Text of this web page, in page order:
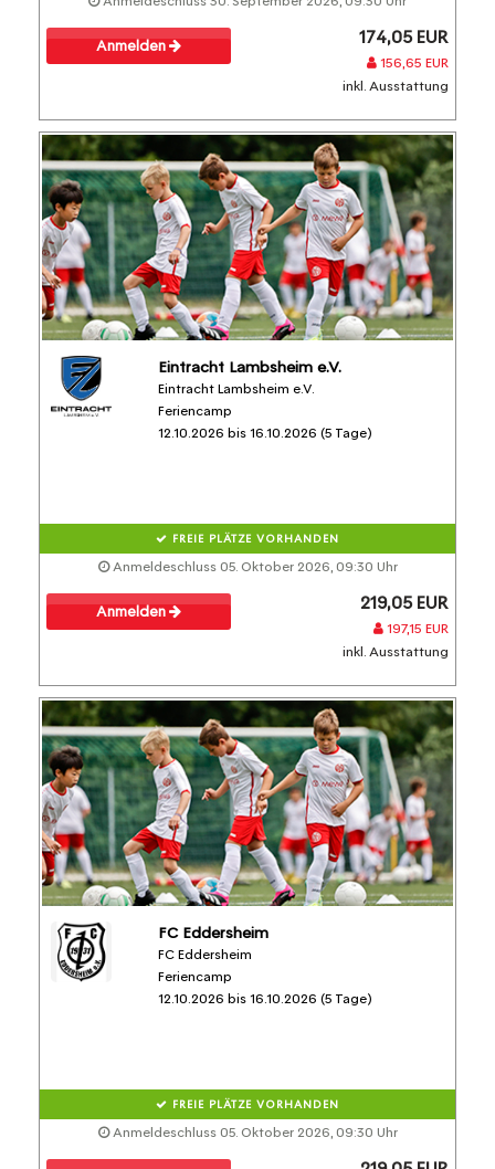
Anmelden 174,05 EUR
156,65 EUR
inkl. Ausstattung
Eintracht Lambsheim e.V.
Eintracht Lambsheim e.V.
Feriencamp
12.10.2026 bis 16.10.2026 (5 Tage)
FREIE PLÄTZE VORHANDEN
Anmeldeschluss 05. Oktober 2026, 09:30 Uhr
Anmelden 219,05 EUR
197,15 EUR
inkl. Ausstattung
FC Eddersheim
FC Eddersheim
Feriencamp
12.10.2026 bis 16.10.2026 (5 Tage)
FREIE PLÄTZE VORHANDEN
Anmeldeschluss 05. Oktober 2026, 09:30 Uhr